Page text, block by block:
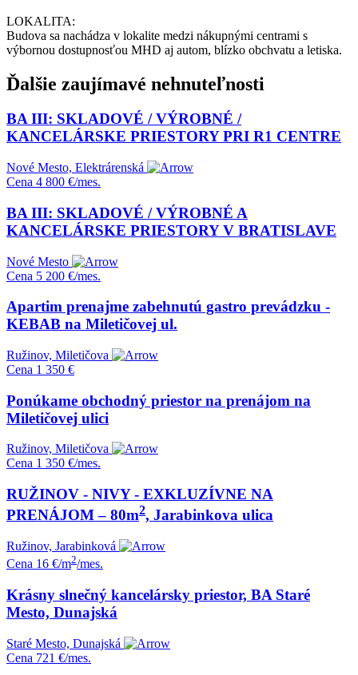
LOKALITA:
Budova sa nachádza v lokalite medzi nákupnými centrami s
výbornou dostupnosťou MHD aj autom, blízko obchvatu a letiska.
Ďalšie zaujímavé nehnuteľnosti
BA III: SKLADOVÉ / VÝROBNÉ /
KANCELÁRSKE PRIESTORY PRI R1 CENTRE
Nové Mesto, Elektrárenská
Cena 4 800 €/mes.
BA III: SKLADOVÉ / VÝROBNÉ A
KANCELÁRSKE PRIESTORY V BRATISLAVE
Nové Mesto
Cena 5 200 €/mes.
Apartim prenajme zabehnutú gastro prevádzku -
KEBAB na Miletičovej ul.
Ružinov, Miletičova
Cena 1 350 €
Ponúkame obchodný priestor na prenájom na
Miletičovej ulici
Ružinov, Miletičova
Cena 1 350 €/mes.
RUŽINOV - NIVY - EXKLUZÍVNE NA
PRENÁJOM – 80m2, Jarabinkova ulica
Ružinov, Jarabinková
Cena 16 €/m2/mes.
Krásny slnečný kancelársky priestor, BA Staré
Mesto, Dunajská
Staré Mesto, Dunajská
Cena 721 €/mes.